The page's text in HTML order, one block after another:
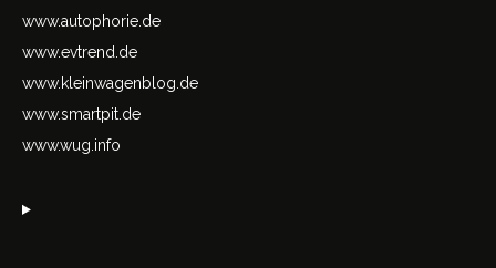
www.autophorie.de
www.evtrend.de
www.kleinwagenblog.de
www.smartpit.de
www.wug.info